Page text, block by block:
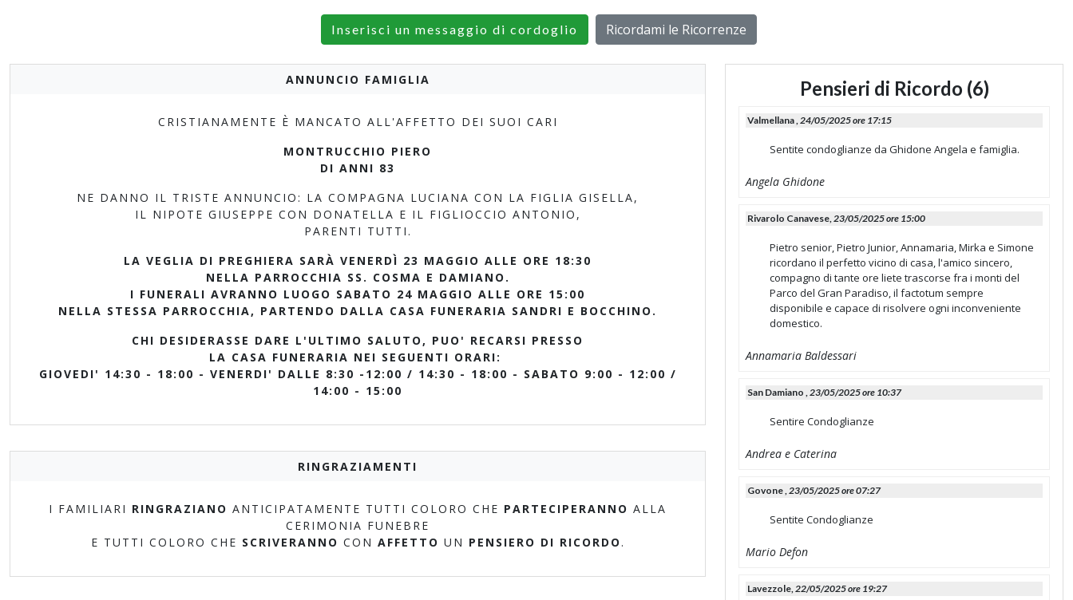
Inserisci un messaggio di cordoglio Ricordami le Ricorrenze
ANNUNCIO FAMIGLIA
CRISTIANAMENTE È MANCATO ALL'AFFETTO DEI SUOI CARI
MONTRUCCHIO PIERO
DI ANNI 83
NE DANNO IL TRISTE ANNUNCIO: LA COMPAGNA LUCIANA CON LA FIGLIA GISELLA,
IL NIPOTE GIUSEPPE CON DONATELLA E IL FIGLIOCCIO ANTONIO,
PARENTI TUTTI.
LA VEGLIA DI PREGHIERA SARÀ VENERDÌ 23 MAGGIO ALLE ORE 18:30
NELLA PARROCCHIA SS. COSMA E DAMIANO.
I FUNERALI AVRANNO LUOGO SABATO 24 MAGGIO ALLE ORE 15:00
NELLA STESSA PARROCCHIA, PARTENDO DALLA CASA FUNERARIA SANDRI E BOCCHINO.
CHI DESIDERASSE DARE L'ULTIMO SALUTO, PUO' RECARSI PRESSO
LA CASA FUNERARIA NEI SEGUENTI ORARI:
GIOVEDI' 14:30 - 18:00 - VENERDI' DALLE 8:30 -12:00 / 14:30 - 18:00 - SABATO 9:00 - 12:00 /
14:00 - 15:00
RINGRAZIAMENTI
I FAMILIARI RINGRAZIANO ANTICIPATAMENTE TUTTI COLORO CHE PARTECIPERANNO ALLA
CERIMONIA FUNEBRE
E TUTTI COLORO CHE SCRIVERANNO CON AFFETTO UN PENSIERO DI RICORDO .
Pensieri di Ricordo (6)
Valmellana ,24/05/2025 ore 17:15
Sentite condoglianze da Ghidone Angela e famiglia.
Angela Ghidone
Rivarolo Canavese,23/05/2025 ore 15:00
Pietro senior, Pietro Junior, Annamaria, Mirka e Simone
ricordano il perfetto vicino di casa, l'amico sincero,
compagno di tante ore liete trascorse fra i monti del
Parco del Gran Paradiso, il factotum sempre
disponibile e capace di risolvere ogni inconveniente
domestico.
Annamaria Baldessari
San Damiano ,23/05/2025 ore 10:37
Sentire Condoglianze
Andrea e Caterina
Govone ,23/05/2025 ore 07:27
Sentite Condoglianze
Mario Defon
Lavezzole,22/05/2025 ore 19:27